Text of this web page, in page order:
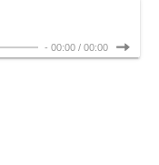
- 00:00 / 00:00